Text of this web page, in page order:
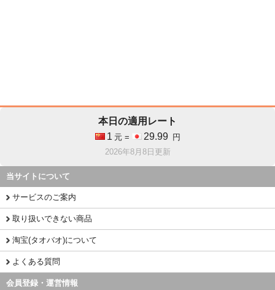
本日の適用レート
1 元 = 29.99
円
2026年8月8日更新
当サイトについて
サービスのご案内
取り扱いできない商品
淘宝(タオバオ)について
よくある質問
会員登録・運営情報